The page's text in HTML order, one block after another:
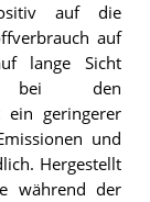
auf die
auf
lange Sicht
bei den
ein geringerer
und
Hergestellt
während der